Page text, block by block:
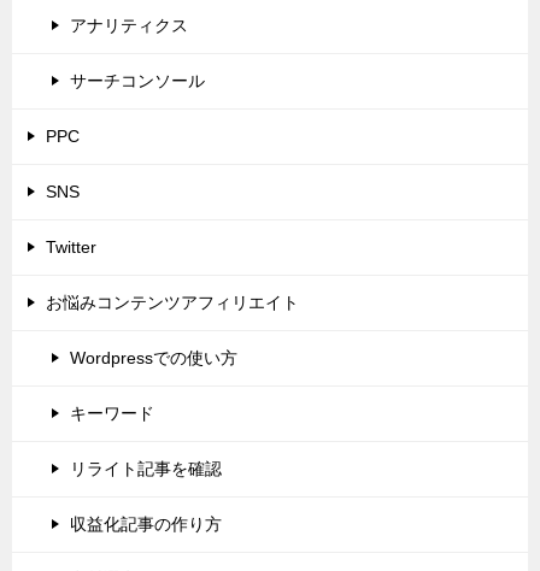
アナリティクス
サーチコンソール
PPC
SNS
Twitter
お悩みコンテンツアフィリエイト
Wordpressでの使い方
キーワード
リライト記事を確認
収益化記事の作り方